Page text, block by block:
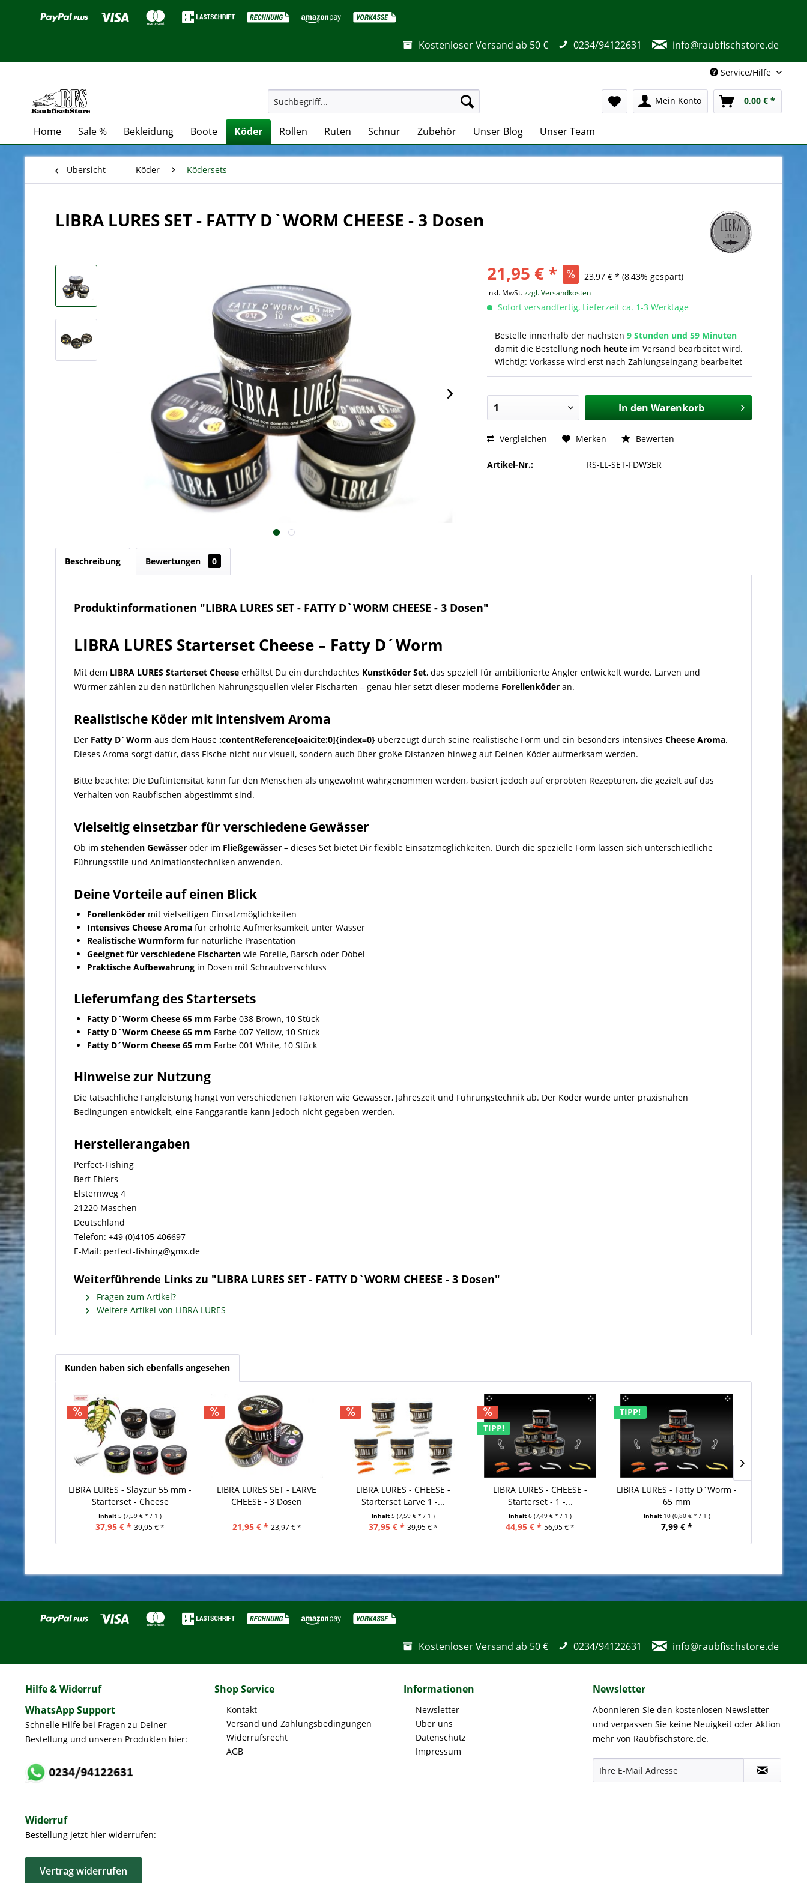
Kostenloser Versand ab 50 € 0234/94122631 info@raubfischstore.de
Service/Hilfe
Mein Konto 0,00 € *
Home Sale % Bekleidung Boote Köder Rollen Ruten Schnur Zubehör Unser Blog Unser Team
Übersicht Köder Ködersets
LIBRA LURES SET - FATTY D`WORM CHEESE - 3 Dosen
21,95 € * 23,97 € * (8,43% gespart)
inkl. MwSt.zzgl. Versandkosten
Sofort versandfertig, Lieferzeit ca. 1-3 Werktage
Bestelle innerhalb der nächsten9 Stunden und 59 Minuten
damit die Bestellung noch heute im Versand bearbeitet wird.
Wichtig: Vorkasse wird erst nach Zahlungseingang bearbeitet
In den Warenkorb
Vergleichen Merken Bewerten
Artikel-Nr.: RS-LL-SET-FDW3ER
Beschreibung Bewertungen 0
Produktinformationen "LIBRA LURES SET - FATTY D`WORM CHEESE - 3 Dosen"
LIBRA LURES Starterset Cheese – Fatty D´Worm
Mit dem LIBRA LURES Starterset Cheese erhältst Du ein durchdachtes Kunstköder Set, das speziell für ambitionierte Angler entwickelt wurde. Larven und
Würmer zählen zu den natürlichen Nahrungsquellen vieler Fischarten – genau hier setzt dieser moderne Forellenköder an.
Realistische Köder mit intensivem Aroma
Der Fatty D´Worm aus dem Hause :contentReference[oaicite:0]{index=0} überzeugt durch seine realistische Form und ein besonders intensives Cheese Aroma.
Dieses Aroma sorgt dafür, dass Fische nicht nur visuell, sondern auch über große Distanzen hinweg auf Deinen Köder aufmerksam werden.
Bitte beachte: Die Duftintensität kann für den Menschen als ungewohnt wahrgenommen werden, basiert jedoch auf erprobten Rezepturen, die gezielt auf das
Verhalten von Raubfischen abgestimmt sind.
Vielseitig einsetzbar für verschiedene Gewässer
Ob im stehenden Gewässer oder im Fließgewässer – dieses Set bietet Dir flexible Einsatzmöglichkeiten. Durch die spezielle Form lassen sich unterschiedliche
Führungsstile und Animationstechniken anwenden.
Deine Vorteile auf einen Blick
Forellenköder mit vielseitigen Einsatzmöglichkeiten
Intensives Cheese Aroma für erhöhte Aufmerksamkeit unter Wasser
Realistische Wurmform für natürliche Präsentation
Geeignet für verschiedene Fischarten wie Forelle, Barsch oder Döbel
Praktische Aufbewahrung in Dosen mit Schraubverschluss
Lieferumfang des Startersets
Fatty D´Worm Cheese 65 mm Farbe 038 Brown, 10 Stück
Fatty D´Worm Cheese 65 mm Farbe 007 Yellow, 10 Stück
Fatty D´Worm Cheese 65 mm Farbe 001 White, 10 Stück
Hinweise zur Nutzung
Die tatsächliche Fangleistung hängt von verschiedenen Faktoren wie Gewässer, Jahreszeit und Führungstechnik ab. Der Köder wurde unter praxisnahen
Bedingungen entwickelt, eine Fanggarantie kann jedoch nicht gegeben werden.
Herstellerangaben
Perfect-Fishing
Bert Ehlers
Elsternweg 4
21220 Maschen
Deutschland
Telefon: +49 (0)4105 406697
E-Mail: perfect-fishing@gmx.de
Weiterführende Links zu "LIBRA LURES SET - FATTY D`WORM CHEESE - 3 Dosen"
Fragen zum Artikel?
Weitere Artikel von LIBRA LURES
Kunden haben sich ebenfalls angesehen
LIBRA LURES - Slayzur 55 mm -
Starterset - Cheese
Inhalt5(7,59 € * / 1 )
37,95 € * 39,95 € *
LIBRA LURES SET - LARVE
CHEESE - 3 Dosen
21,95 € * 23,97 € *
LIBRA LURES - CHEESE -
Starterset Larve 1 -...
Inhalt5(7,59 € * / 1 )
37,95 € * 39,95 € *
TIPP!
LIBRA LURES - CHEESE -
Starterset - 1 -...
Inhalt6(7,49 € * / 1 )
44,95 € * 56,95 € *
TIPP!
LIBRA LURES - Fatty D`Worm -
65 mm
Inhalt 10 (0,80 € * / 1 )
7,99 € *
Kostenloser Versand ab 50 € 0234/94122631 info@raubfischstore.de
Hilfe & Widerruf
WhatsApp Support
Schnelle Hilfe bei Fragen zu Deiner
Bestellung und unseren Produkten hier:
Widerruf
Bestellung jetzt hier widerrufen:
Vertrag widerrufen
Shop Service
Kontakt
Versand und Zahlungsbedingungen
Widerrufsrecht
AGB
Informationen
Newsletter
Über uns
Datenschutz
Impressum
Newsletter
Abonnieren Sie den kostenlosen Newsletter
und verpassen Sie keine Neuigkeit oder Aktion
mehr von Raubfischstore.de.